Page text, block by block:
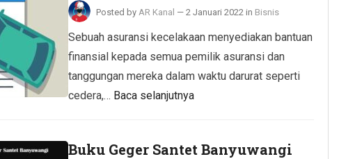
Posted by AR Kanal — 2 Januari 2022 in Bisnis
Sebuah asuransi kecelakaan menyediakan bantuan
finansial kepada semua pemilik asuransi dan
tanggungan mereka dalam waktu darurat seperti
cedera,… Baca selanjutnya
Buku Geger Santet Banyuwangi